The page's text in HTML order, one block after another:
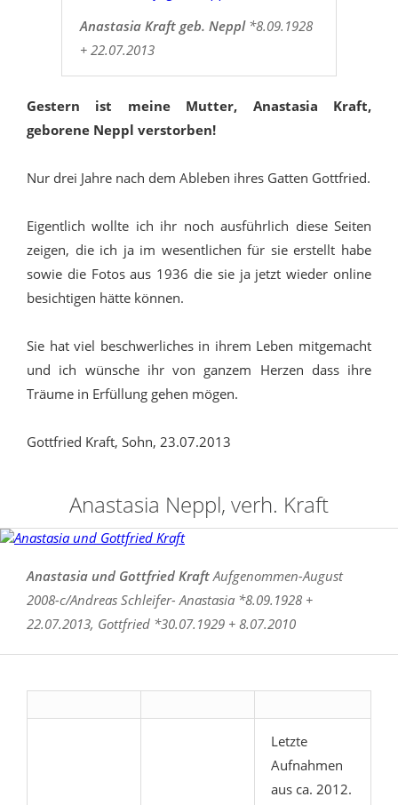
Anastasia Kraft geb. Neppl*8.09.1928
+ 22.07.2013
Gestern ist meine Mutter, Anastasia Kraft,
geborene Neppl verstorben!
Nur drei Jahre nach dem Ableben ihres Gatten Gottfried.
Eigentlich wollte ich ihr noch ausführlich diese Seiten
zeigen, die ich ja im wesentlichen für sie erstellt habe
sowie die Fotos aus 1936 die sie ja jetzt wieder online
besichtigen hätte können.
Sie hat viel beschwerliches in ihrem Leben mitgemacht
und ich wünsche ihr von ganzem Herzen dass ihre
Träume in Erfüllung gehen mögen.
Gottfried Kraft, Sohn, 23.07.2013
Anastasia Neppl, verh. Kraft
Anastasia und Gottfried KraftAufgenommen-August
2008-c/Andreas Schleifer- Anastasia *8.09.1928 +
22.07.2013, Gottfried *30.07.1929 + 8.07.2010
Letzte
Aufnahmen
aus ca. 2012.